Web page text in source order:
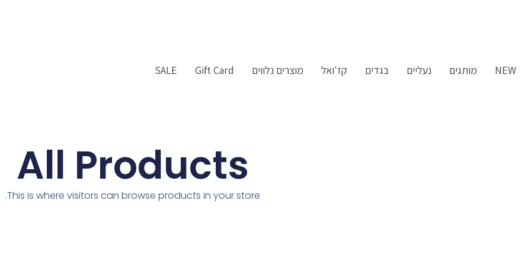
NEW מותגים נעליים בגדים קז'ואל מוצרים נלווים Gift Card
SALE
All Products
This is where visitors can browse products in your store.